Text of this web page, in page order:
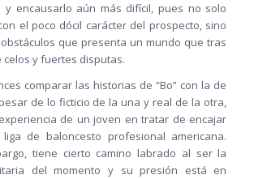
y encausarlo aún más difícil, pues no solo
el poco dócil carácter del prospecto, sino
que presenta un mundo que tras
celos y fuertes disputas.
comparar las historias de “Bo” con la de
de lo ficticio de la una y real de la otra,
de un joven en tratar de encajar
de baloncesto profesional americana.
tiene cierto camino labrado al ser la
del momento y su presión está en